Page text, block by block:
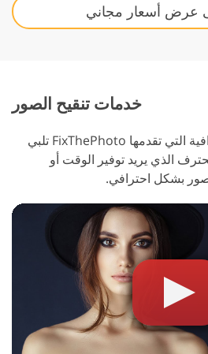
عرض أسعار مجاني
خدمات تنقيح الصور
خدمات تنقيح الصور الاحترافية التي تقدمها FixThePhoto تلبي
الذي يريد توفير الوقت أو
بشكل احترافي.